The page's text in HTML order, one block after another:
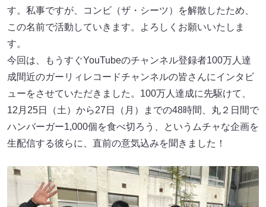
す。私事ですが、コンビ（ザ・シーツ）を解散したため、
この名前で活動していきます。よろしくお願いいたしま
す。
今回は、もうすぐYouTubeのチャンネル登録者100万人達
成間近のガーリィレコードチャンネルの皆さんにインタビ
ューをさせていただきました。100万人達成に先駆けて、
12月25日（土）から27日（月）までの48時間、丸２日間で
ハンバーガー1,000個を食べ切ろう、というムチャな企画を
生配信する彼らに、直前の意気込みを聞きました！